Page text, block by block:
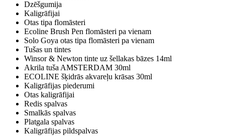
Dzēšgumija
Kaligrāfijai
Otas tipa flomāsteri
Ecoline Brush Pen flomāsteri pa vienam
Solo Goya otas tipa flomāsteri pa vienam
Tušas un tintes
Winsor & Newton tinte uz šellakas bāzes 14ml
Akrila tuša AMSTERDAM 30ml
ECOLINE šķidrās akvareļu krāsas 30ml
Kaligrāfijas piederumi
Otas kaligrāfijai
Redis spalvas
Smalkās spalvas
Platgala spalvas
Kaligrāfijas pildspalvas